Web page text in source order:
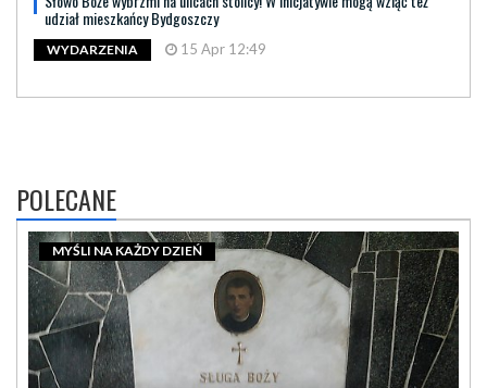
udział mieszkańcy Bydgoszczy
WYDARZENIA 15 Apr 12:49
POLECANE
MYŚLI NA KAŻDY DZIEŃ